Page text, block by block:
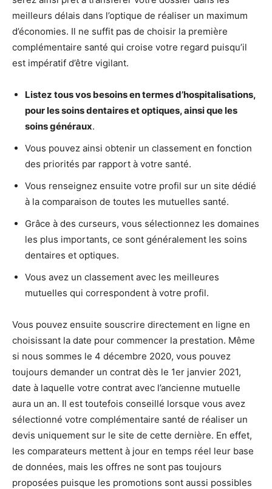
meilleurs délais dans l’optique de réaliser un maximum
d’économies. Il ne suffit pas de choisir la première
complémentaire santé qui croise votre regard puisqu’il
est impératif d’être vigilant.
Listez tous vos besoins en termes d’hospitalisations,
pour les soins dentaires et optiques, ainsi que les
soins généraux.
Vous pouvez ainsi obtenir un classement en fonction
des priorités par rapport à votre santé.
Vous renseignez ensuite votre profil sur un site dédié
à la comparaison de toutes les mutuelles santé.
Grâce à des curseurs, vous sélectionnez les domaines
les plus importants, ce sont généralement les soins
dentaires et optiques.
Vous avez un classement avec les meilleures
mutuelles qui correspondent à votre profil.
Vous pouvez ensuite souscrire directement en ligne en
choisissant la date pour commencer la prestation. Même
si nous sommes le 4 décembre 2020, vous pouvez
toujours demander un contrat dès le 1er janvier 2021,
date à laquelle votre contrat avec l’ancienne mutuelle
aura un an. Il est toutefois conseillé lorsque vous avez
sélectionné votre complémentaire santé de réaliser un
devis uniquement sur le site de cette dernière. En effet,
les comparateurs mettent à jour en temps réel leur base
de données, mais les offres ne sont pas toujours
proposées puisque les promotions sont aussi possibles